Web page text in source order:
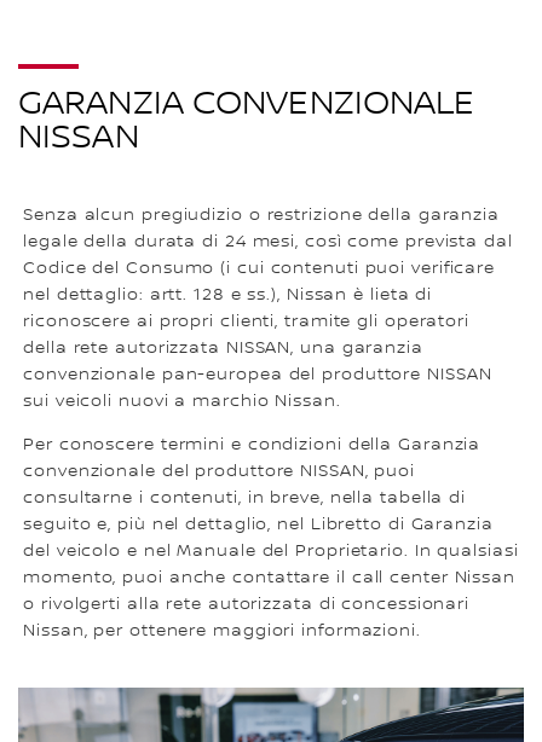
GARANZIA CONVENZIONALE
NISSAN
Senza alcun pregiudizio o restrizione della garanzia
legale della durata di 24 mesi, così come prevista dal
Codice del Consumo (i cui contenuti puoi verificare
nel dettaglio: artt. 128 e ss.), Nissan è lieta di
riconoscere ai propri clienti, tramite gli operatori
della rete autorizzata NISSAN, una garanzia
convenzionale pan-europea del produttore NISSAN
sui veicoli nuovi a marchio Nissan.
Per conoscere termini e condizioni della Garanzia
convenzionale del produttore NISSAN, puoi
consultarne i contenuti, in breve, nella tabella di
seguito e, più nel dettaglio, nel Libretto di Garanzia
del veicolo e nel Manuale del Proprietario. In qualsiasi
momento, puoi anche contattare il call center Nissan
o rivolgerti alla rete autorizzata di concessionari
Nissan, per ottenere maggiori informazioni.